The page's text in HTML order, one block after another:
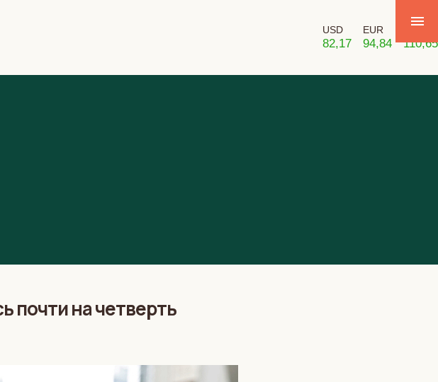
USD
82,17
EUR
94,84 110,65
почти на четверть